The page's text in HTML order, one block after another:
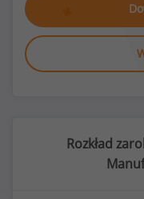
Rozkład